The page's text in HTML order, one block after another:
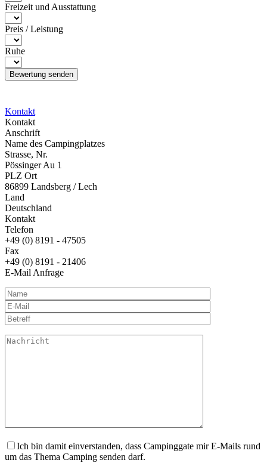
Freizeit und Ausstattung
Preis / Leistung
Ruhe
Kontakt
Kontakt
Anschrift
Name des Campingplatzes
Strasse, Nr.
Pössinger Au 1
PLZ Ort
86899 Landsberg / Lech
Land
Deutschland
Kontakt
Telefon
+49 (0) 8191 - 47505
Fax
+49 (0) 8191 - 21406
E-Mail Anfrage
Ich bin damit einverstanden, dass Campinggate mir E-Mails rund
um das Thema Camping senden darf.